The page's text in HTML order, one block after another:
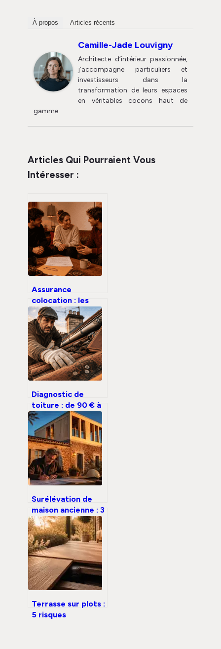
À propos Articles récents
Camille-Jade Louvigny
Architecte d’intérieur passionnée,
j’accompagne particuliers et
investisseurs dans la
transformation de leurs espaces
en véritables cocons haut de
gamme.
Articles Qui Pourraient Vous
Intéresser :
Assurance
colocation : les
risques financiers
du contrat unique
en cas de sinistre
Diagnostic de
toiture : de 90 € à
1 300 €, comment
anticiper le coût
réel de votre
inspection
Surélévation de
maison ancienne : 3
solutions
techniques pour
agrandir sans
fragiliser
Terrasse sur plots :
5 risques